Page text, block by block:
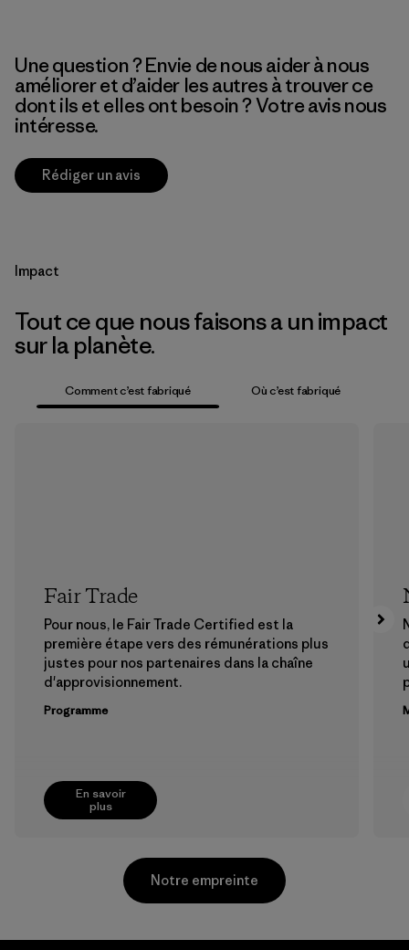
Une question ? Envie de nous aider à nous
améliorer et d’aider les autres à trouver ce
dont ils et elles ont besoin ? Votre avis nous
intéresse.
Rédiger un avis
Impact
Tout ce que nous faisons a un impact
sur la planète.
Comment c’est fabriqué Où c’est fabriqué
En savoir
plus
Fair Trade
Pour nous, le Fair Trade Certified est la
première étape vers des rémunérations plus
justes pour nos partenaires dans la chaîne
d'approvisionnement.
Programme
Notre empreinte